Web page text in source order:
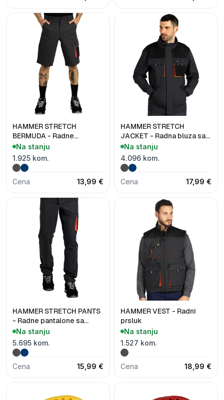
HAMMER STRETCH
BERMUDA - Radne
bermude sa elastinom
Na stanju
1.925 kom.
Cena 13,99 €
HAMMER STRETCH
JACKET - Radna bluza sa
elastinom
Na stanju
4.096 kom.
Cena 17,99 €
HAMMER STRETCH PANTS
- Radne pantalone sa
elastinom
Na stanju
5.695 kom.
Cena 15,99 €
HAMMER VEST - Radni
prsluk
Na stanju
1.527 kom.
Cena 18,99 €